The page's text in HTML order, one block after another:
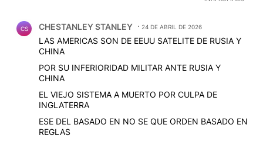
CS CHESTANLEY STANLEY 24 DE ABRIL DE 2026
LAS AMERICAS SON DE EEUU SATELITE DE RUSIA Y
CHINA
POR SU INFERIORIDAD MILITAR ANTE RUSIA Y
CHINA
EL VIEJO SISTEMA A MUERTO POR CULPA DE
INGLATERRA
ESE DEL BASADO EN NO SE QUE ORDEN BASADO EN
REGLAS